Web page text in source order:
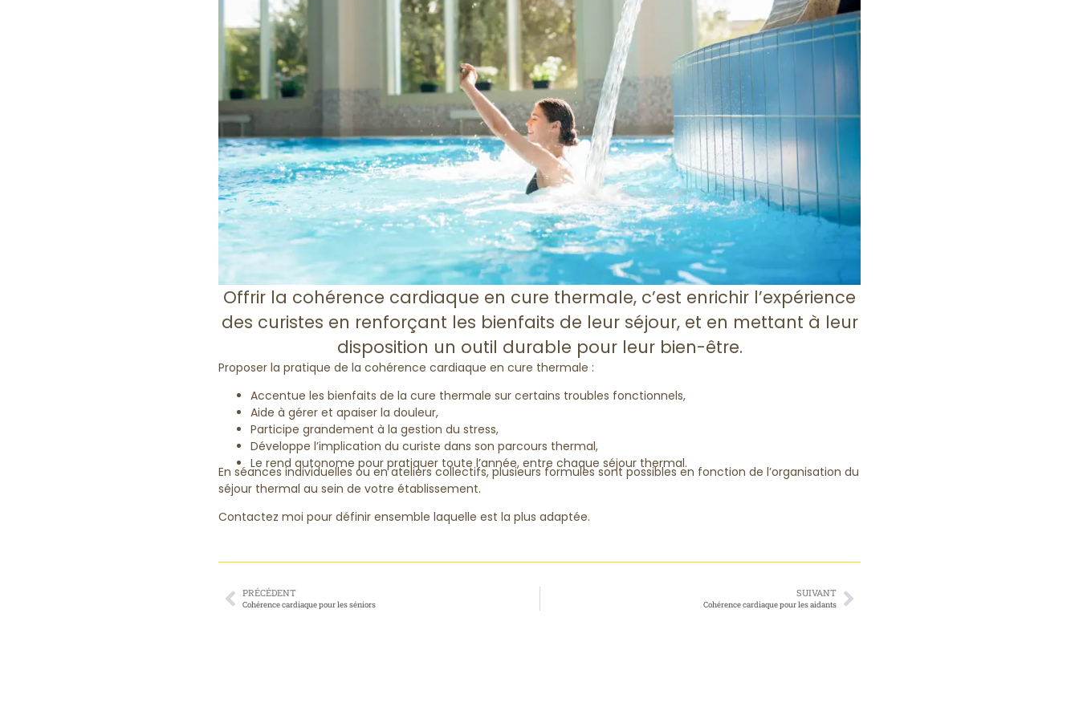
Offrir la cohérence cardiaque en cure thermale, c’est enrichir l’expérience
des curistes en renforçant les bienfaits de leur séjour, et en mettant à leur
disposition un outil durable pour leur bien-être.
Proposer la pratique de la cohérence cardiaque en cure thermale :
Accentue les bienfaits de la cure thermale sur certains troubles fonctionnels,
Aide à gérer et apaiser la douleur,
Participe grandement à la gestion du stress,
Développe l’implication du curiste dans son parcours thermal,
Le rend autonome pour pratiquer toute l’année, entre chaque séjour thermal.
En séances individuelles ou en ateliers collectifs, plusieurs formules sont possibles en fonction de l’organisation du
séjour thermal au sein de votre établissement.
Contactez moi pour définir ensemble laquelle est la plus adaptée.
PRÉCÉDENT
Cohérence cardiaque pour les séniors
SUIVANT
Cohérence cardiaque pour les aidants